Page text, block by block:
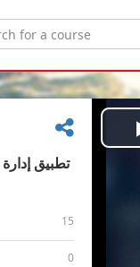
15
0